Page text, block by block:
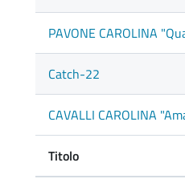
Titolo
PAVONE CAROLINA
Catch-22
CAVALLI CAROLINA